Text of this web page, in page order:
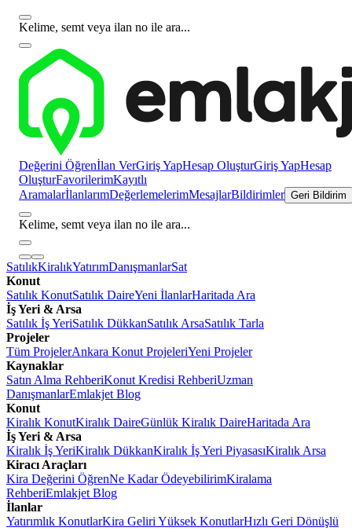
Kelime, semt veya ilan no ile ara...
Değerini Öğrenİlan VerGiriş YapHesap OluşturGiriş YapHesap
OluşturFavorilerimKayıtlı
AramalarİlanlarımDeğerlemelerimMesajlarBildirimler Geri Bildirim
Kelime, semt veya ilan no ile ara...
SatılıkKiralıkYatırımDanışmanlarSat
Konut
Satılık KonutSatılık DaireYeni İlanlarHaritada Ara
İş Yeri & Arsa
Satılık İş YeriSatılık DükkanSatılık ArsaSatılık Tarla
Projeler
Tüm ProjelerAnkara Konut ProjeleriYeni Projeler
Kaynaklar
Satın Alma RehberiKonut Kredisi RehberiUzman
DanışmanlarEmlakjet Blog
Konut
Kiralık KonutKiralık DaireGünlük Kiralık DaireHaritada Ara
İş Yeri & Arsa
Kiralık İş YeriKiralık DükkanKiralık İş Yeri PiyasasıKiralık Arsa
Kiracı Araçları
Kira Değerini ÖğrenNe Kadar ÖdeyebilirimKiralama
RehberiEmlakjet Blog
İlanlar
Yatırımlık KonutlarKira Geliri Yüksek KonutlarHızlı Geri Dönüşlü